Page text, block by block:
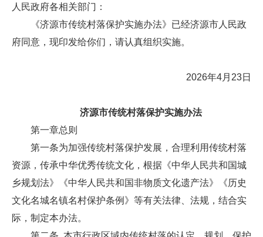
人民政府各相关部门：
《济源市传统村落保护实施办法》已经济源市人民政
府同意，现印发给你们，请认真组织实施。
2026年4月23日
济源市传统村落保护实施办法
第一章总则
第一条为加强传统村落保护发展，合理利用传统村落
资源，传承中华优秀传统文化，根据《中华人民共和国城
乡规划法》《中华人民共和国非物质文化遗产法》《历史
文化名城名镇名村保护条例》等有关法律、法规，结合实
际，制定本办法。